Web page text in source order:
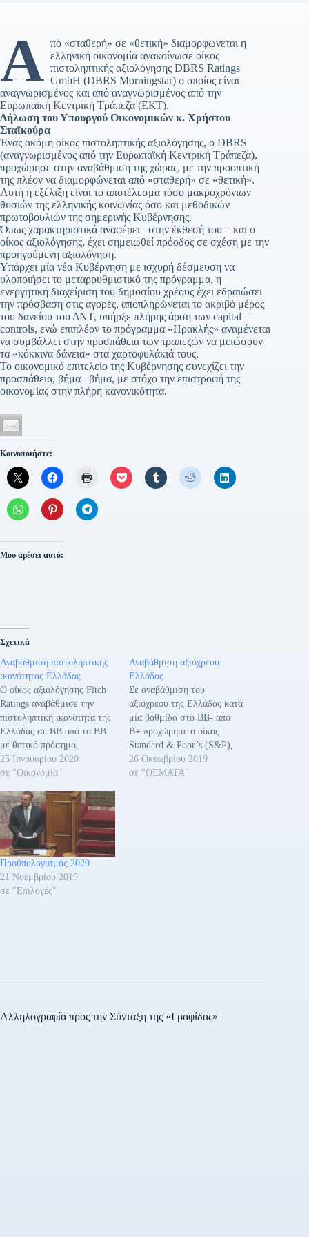
Α πό «σταθερή» σε «θετική» διαμορφώνεται η
ελληνική οικονομία ανακοίνωσε οίκος
πιστοληπτικής αξιολόγησης DBRS Ratings
GmbH (DBRS Morningstar) ο οποίος είναι
αναγνωρισμένος και από αναγνωρισμένος από την
Ευρωπαϊκή Κεντρική Τράπεζα (ΕΚΤ).
Δήλωση του Υπουργού Οικονομικών κ. Χρήστου
Σταϊκούρα
Ένας ακόμη οίκος πιστοληπτικής αξιολόγησης, ο DBRS
(αναγνωρισμένος από την Ευρωπαϊκή Κεντρική Τράπεζα),
προχώρησε στην αναβάθμιση της χώρας, με την προοπτική
της πλέον να διαμορφώνεται από «σταθερή» σε «θετική».
Αυτή η εξέλιξη είναι το αποτέλεσμα τόσο μακροχρόνιων
θυσιών της ελληνικής κοινωνίας όσο και μεθοδικών
πρωτοβουλιών της σημερινής Κυβέρνησης.
Όπως χαρακτηριστικά αναφέρει –στην έκθεσή του – και ο
οίκος αξιολόγησης, έχει σημειωθεί πρόοδος σε σχέση με την
προηγούμενη αξιολόγηση.
Υπάρχει μία νέα Κυβέρνηση με ισχυρή δέσμευση να
υλοποιήσει το μεταρρυθμιστικό της πρόγραμμα, η
ενεργητική διαχείριση του δημοσίου χρέους έχει εδραιώσει
την πρόσβαση στις αγορές, αποπληρώνεται το ακριβό μέρος
του δανείου του ΔΝΤ, υπήρξε πλήρης άρση των capital
controls, ενώ επιπλέον το πρόγραμμα «Ηρακλής» αναμένεται
να συμβάλλει στην προσπάθεια των τραπεζών να μειώσουν
τα «κόκκινα δάνεια» στα χαρτοφυλάκιά τους.
Το οικονομικό επιτελείο της Κυβέρνησης συνεχίζει την
προσπάθεια, βήμα– βήμα, με στόχο την επιστροφή της
οικονομίας στην πλήρη κανονικότητα.
Κοινοποιήστε:
Μου αρέσει αυτό:
Σχετικά
Αναβάθμιση πιστοληπτικής
ικανότητας Ελλάδας
Ο οίκος αξιολόγησης Fitch
Ratings αναβάθμισε την
πιστοληπτική ικανότητα της
Ελλάδας σε BB από το BB
με θετικό πρόσημο,
υπογραμμίζοντας ότι η
βιωσιμότητα του ελληνικού
βελτιώνεται,
υποστηριζόμενη από το
σταθερό πολιτικό
περιβάλλον, την
υπεραπόδοση στους
δημοσιονομικούς στόχους
και την βιώσιμη μεγέθυνση
του ΑΕΠ. Δήλωση του
25 Ιανουαρίου 2020
σε "Οικονομία"
Αναβάθμιση αξιόχρεου
Ελλάδας
Σε αναβάθμιση του
αξιόχρεου της Ελλάδας κατά
μία βαθμίδα στο ΒΒ- από
Β+ προχώρησε ο οίκος
Standard & Poor’s (S&P),
διατηρώντας θετική την
προοπτική (outlook), για νέα
26 Οκτωβρίου 2019
σε "ΘΕΜΑΤΑ"
Προϋπολογισμός 2020
21 Νοεμβρίου 2019
σε "Επιλογές"
Αλληλογραφία προς την Σύνταξη της «Γραφίδας»